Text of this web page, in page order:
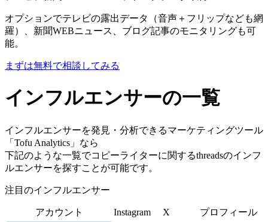
オプションでテレビの露出データ（音声＋フリップなども網
羅）、新聞WEBニュース、ブログ記事のモニタリングも可
能。
まずは無料で相談してみる
インフルエンサーの一覧
インフルエンサーを発見・分析できるマーケティングツール
「Tofu Analytics」なら
下記のような一覧でコピーライターに関するthreadsのインフ
ルエンサーを探すことが可能です。
注目のインフルエンサー
アカウント Instagram X プロフィール